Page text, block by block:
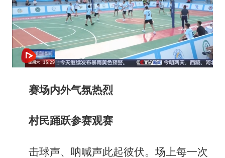
赛场内外气氛热烈
村民踊跃参赛观赛
击球声、呐喊声此起彼伏。场上每一次